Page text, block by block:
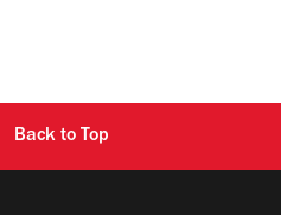
Back to Top